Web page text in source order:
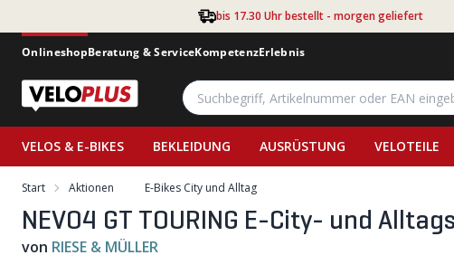
bis 17.30 Uhr bestellt - morgen geliefert
OnlineshopBeratung & ServiceKompetenzErlebnis
VELOS & E-BIKES BEKLEIDUNG AUSRÜSTUNG VELOTEILE
Start Aktionen E-Bikes City und Alltag
NEVO4 GT TOURING E-City- und
von RIESE & MÜLLER